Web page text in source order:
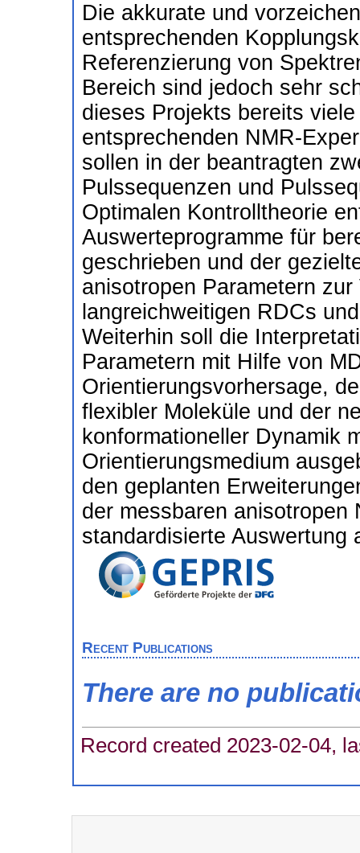
Die akkurate und
entsprechenden
Referenzierung von
Bereich sind jedoch sehr
dieses Projekts bereits
entsprechenden NMR-
sollen in der beantragten
Pulssequenzen und
Optimalen Kontrolltheorie
Auswerteprogramme für
geschrieben und der
anisotropen Parametern
langreichweitigen RDCs
Weiterhin soll die
Parametern mit Hilfe von
Orientierungsvorhersage,
flexibler Moleküle und der
konformationeller Dynamik
Orientierungsmedium
den geplanten
der messbaren anisotropen
standardisierte Auswertung
Recent Publications
There are no
Record created 2023-02-04,